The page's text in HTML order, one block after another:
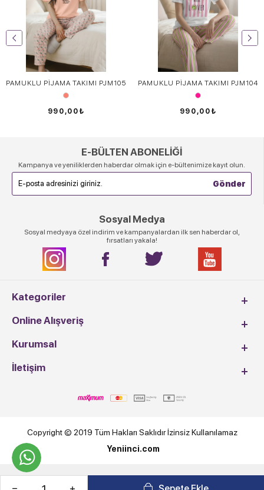
PAMUKLU PİJAMA TAKIMI PJM105
990,00₺
PAMUKLU PİJAMA TAKIMI PJM104
990,00₺
E-BÜLTEN ABONELİĞİ
Kampanya ve yeniliklerden haberdar olmak için e-bültenimize kayıt olun.
Sosyal Medya
Sosyal medyaya özel indirim ve kampanyalardan ilk sen haberdar ol,
fırsatları yakala!
Kategoriler
Online Alışveriş
Kurumsal
İletişim
Copyright © 2019 Tüm Hakları Saklıdır İzinsiz Kullanılamaz
Yeniinci.com
T-SoftE-Ticaret